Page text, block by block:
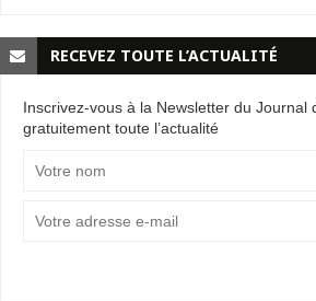
RECEVEZ TOUTE L’ACTUALITÉ
Inscrivez-vous à la Newsletter du Journal
gratuitement toute l’actualité